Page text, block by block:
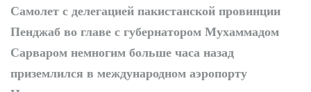
Самолет с делегацией пакистанской провинции
Пенджаб во главе с губернатором Мухаммадом
Сарваром немногим больше часа назад
приземлился в международном аэропорту